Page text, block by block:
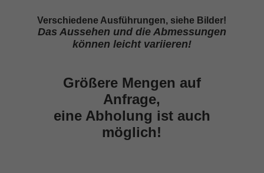
Verschiedene Ausführungen, siehe Bilder!
Das Aussehen und die Abmessungen
können leicht variieren!
Größere Mengen auf
Anfrage,
eine Abholung ist auch
möglich!